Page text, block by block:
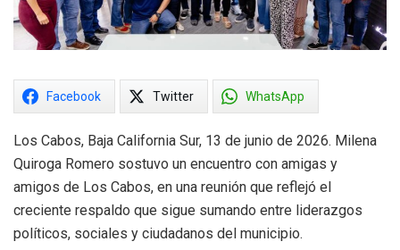
Facebook Twitter WhatsApp
Los Cabos, Baja California Sur, 13 de junio de 2026. Milena
Quiroga Romero sostuvo un encuentro con amigas y
amigos de Los Cabos, en una reunión que reflejó el
creciente respaldo que sigue sumando entre liderazgos
políticos, sociales y ciudadanos del municipio.